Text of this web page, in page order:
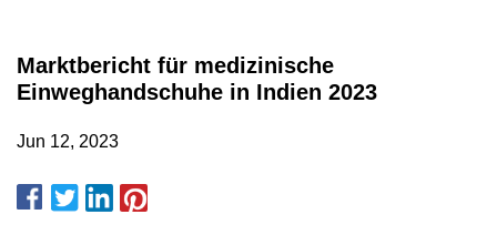
Marktbericht für medizinische
Einweghandschuhe in Indien 2023
Jun 12, 2023